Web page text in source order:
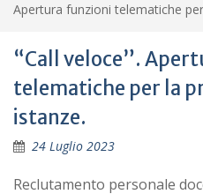
Apertura funzioni telematiche
“Call veloce”.
telematiche per la
istanze.
24 Luglio 2023
Reclutamento personale